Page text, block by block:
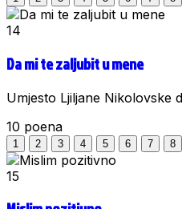
14
Da mi te zaljubit u mene
Umjesto Ljiljane Nikolovske
10 poena
1 2 3 4 5 6 7 8
15